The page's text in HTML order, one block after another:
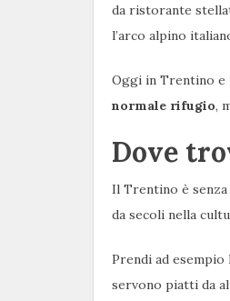
da ristorante
l’arco alpino
Oggi in Trentino
normale rifugio,
Dove
Il Trentino è
da secoli nella
Prendi ad esempio
servono piatti da